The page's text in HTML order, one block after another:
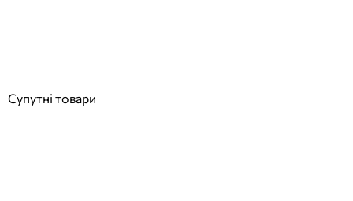
Супутні товари